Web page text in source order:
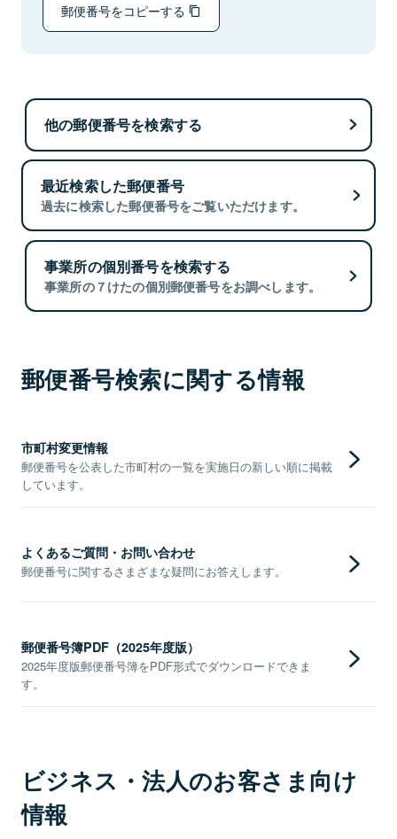
郵便番号をコピーする
他の郵便番号を検索する
最近検索した郵便番号
過去に検索した郵便番号をご覧いただけます。
事業所の個別番号を検索する
事業所の７けたの個別郵便番号をお調べします。
郵便番号検索に関する情報
市町村変更情報
郵便番号を公表した市町村の一覧を実施日の新しい順に掲載
しています。
よくあるご質問・お問い合わせ
郵便番号に関するさまざまな疑問にお答えします。
郵便番号簿PDF（2025年度版）
2025年度版郵便番号簿をPDF形式でダウンロードできま
す。
ビジネス・法人のお客さま向け
情報